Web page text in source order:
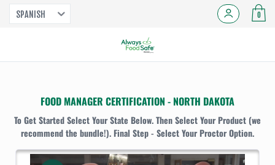
SPANISH 0
FOOD MANAGER CERTIFICATION - NORTH DAKOTA
To Get Started Select Your State Below. Then Select Your Product (we
recommend the bundle!). Final Step - Select Your Proctor Option.